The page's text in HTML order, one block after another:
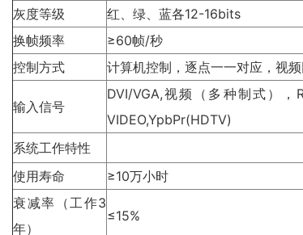
灰度等级
红、绿、蓝各12-16bits
换帧频率
≥60帧/秒
控制方式
计算机控制，逐点一一对应，视
输入信号
DVI/VGA,视频（多种制式）
VIDEO,YpbPr(HDTV)
系统工作特性
使用寿命
≥10万小时
衰减率（工作3
年）
≤15%